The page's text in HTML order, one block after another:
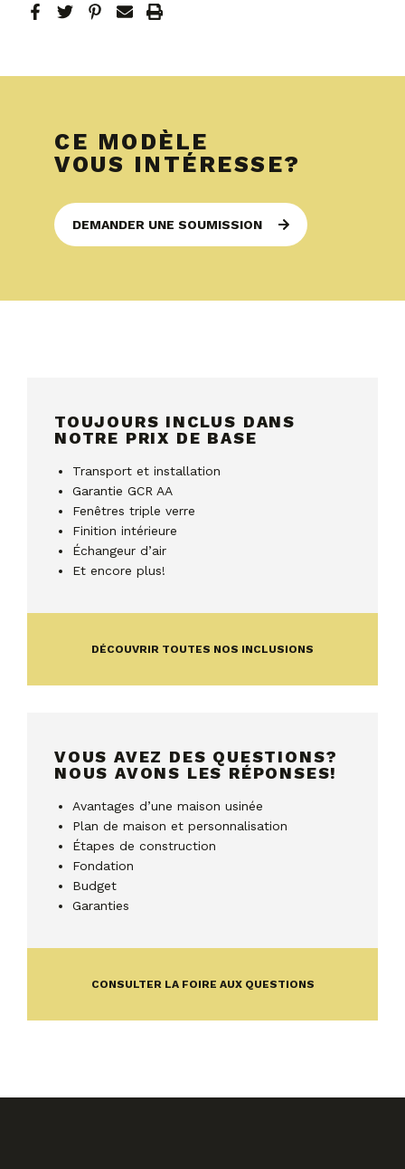
CE MODÈLE
VOUS INTÉRESSE?
DEMANDER UNE SOUMISSION
TOUJOURS INCLUS DANS
NOTRE PRIX DE BASE
Transport et installation
Garantie GCR AA
Fenêtres triple verre
Finition intérieure
Échangeur d’air
Et encore plus!
DÉCOUVRIR TOUTES NOS INCLUSIONS
VOUS AVEZ DES QUESTIONS?
NOUS AVONS LES RÉPONSES!
Avantages d’une maison usinée
Plan de maison et personnalisation
Étapes de construction
Fondation
Budget
Garanties
CONSULTER LA FOIRE AUX QUESTIONS